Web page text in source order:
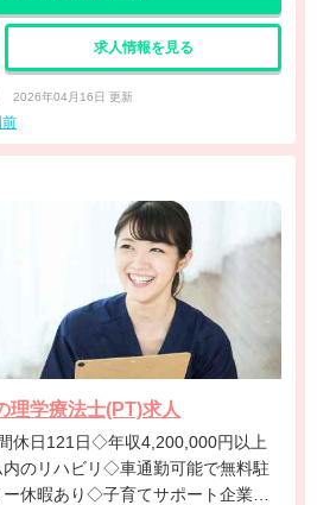
求人情報を見る
2026年04月16日 更新
前
理学療法士(PT)求人
のリハビリ◇車通勤可能で無料駐
休暇あり◇子育てサポート企業認